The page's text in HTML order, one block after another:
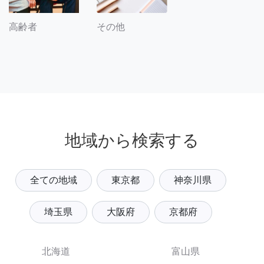
高齢者 その他
地域から検索する
全ての地域 東京都 神奈川県
埼玉県 大阪府 京都府
北海道
富山県